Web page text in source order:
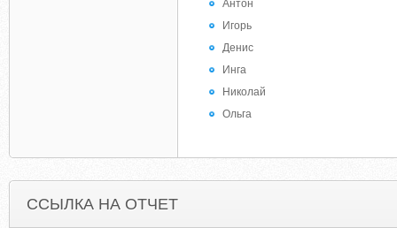
Антон
Игорь
Денис
Инга
Николай
Ольга
ССЫЛКА НА ОТЧЕТ